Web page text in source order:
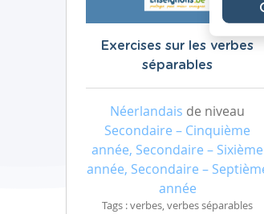
Exercises sur les verbes
séparables
Néerlandais de niveau
Secondaire – Cinquième
année, Secondaire – Sixième
année, Secondaire –
année
Tags : verbes, verbes séparables